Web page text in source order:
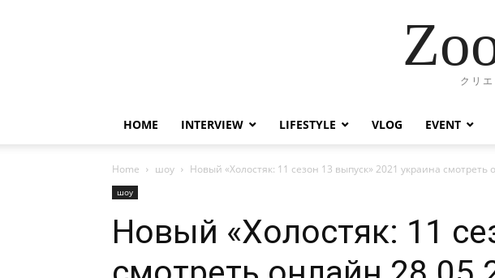
クリ
HOME INTERVIEW LIFESTYLE VLOG EVENT
Home шоу Новый «Холостяк: 11 сезон 13 выпуск» 2021 украина смотреть
шоу
Новый «Холостяк: 11